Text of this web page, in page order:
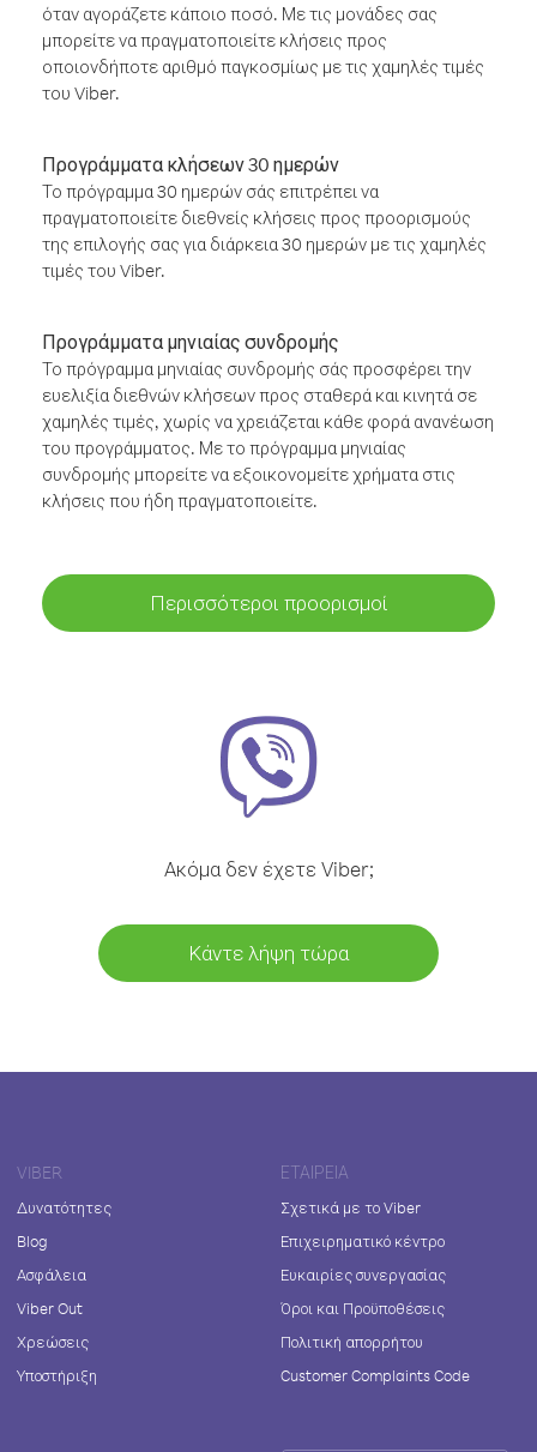
όταν αγοράζετε κάποιο ποσό. Με τις μονάδες σας
μπορείτε να πραγματοποιείτε κλήσεις προς
οποιονδήποτε αριθμό παγκοσμίως με τις χαμηλές τιμές
του Viber.
Προγράμματα κλήσεων 30 ημερών
Το πρόγραμμα 30 ημερών σάς επιτρέπει να
πραγματοποιείτε διεθνείς κλήσεις προς προορισμούς
της επιλογής σας για διάρκεια 30 ημερών με τις χαμηλές
τιμές του Viber.
Προγράμματα μηνιαίας συνδρομής
Το πρόγραμμα μηνιαίας συνδρομής σάς προσφέρει την
ευελιξία διεθνών κλήσεων προς σταθερά και κινητά σε
χαμηλές τιμές, χωρίς να χρειάζεται κάθε φορά ανανέωση
του προγράμματος. Με το πρόγραμμα μηνιαίας
συνδρομής μπορείτε να εξοικονομείτε χρήματα στις
κλήσεις που ήδη πραγματοποιείτε.
Περισσότεροι προορισμοί
Ακόμα δεν έχετε Viber;
Κάντε λήψη τώρα
VIBER
Δυνατότητες
Blog
Ασφάλεια
Viber Out
Χρεώσεις
Υποστήριξη
ΕΤΑΙΡΕΊΑ
Σχετικά με το Viber
Επιχειρηματικό κέντρο
Ευκαιρίες συνεργασίας
Όροι και Προϋποθέσεις
Πολιτική απορρήτου
Customer Complaints Code